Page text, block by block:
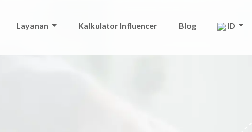
Layanan Kalkulator Influencer Blog ID